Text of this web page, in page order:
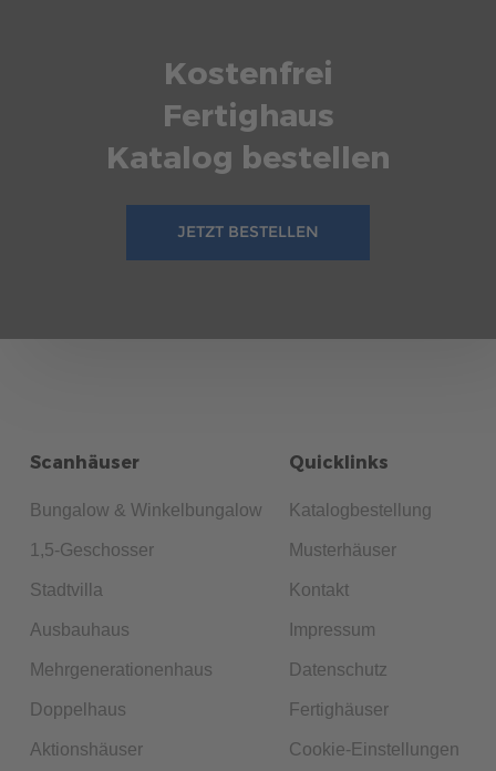
Kostenfrei
Fertighaus
Katalog bestellen
JETZT BESTELLEN
Scanhäuser
Bungalow & Winkelbungalow
1,5-Geschosser
Stadtvilla
Ausbauhaus
Mehrgenerationenhaus
Doppelhaus
Aktionshäuser
Quicklinks
Katalogbestellung
Musterhäuser
Kontakt
Impressum
Datenschutz
Fertighäuser
Cookie-Einstellungen